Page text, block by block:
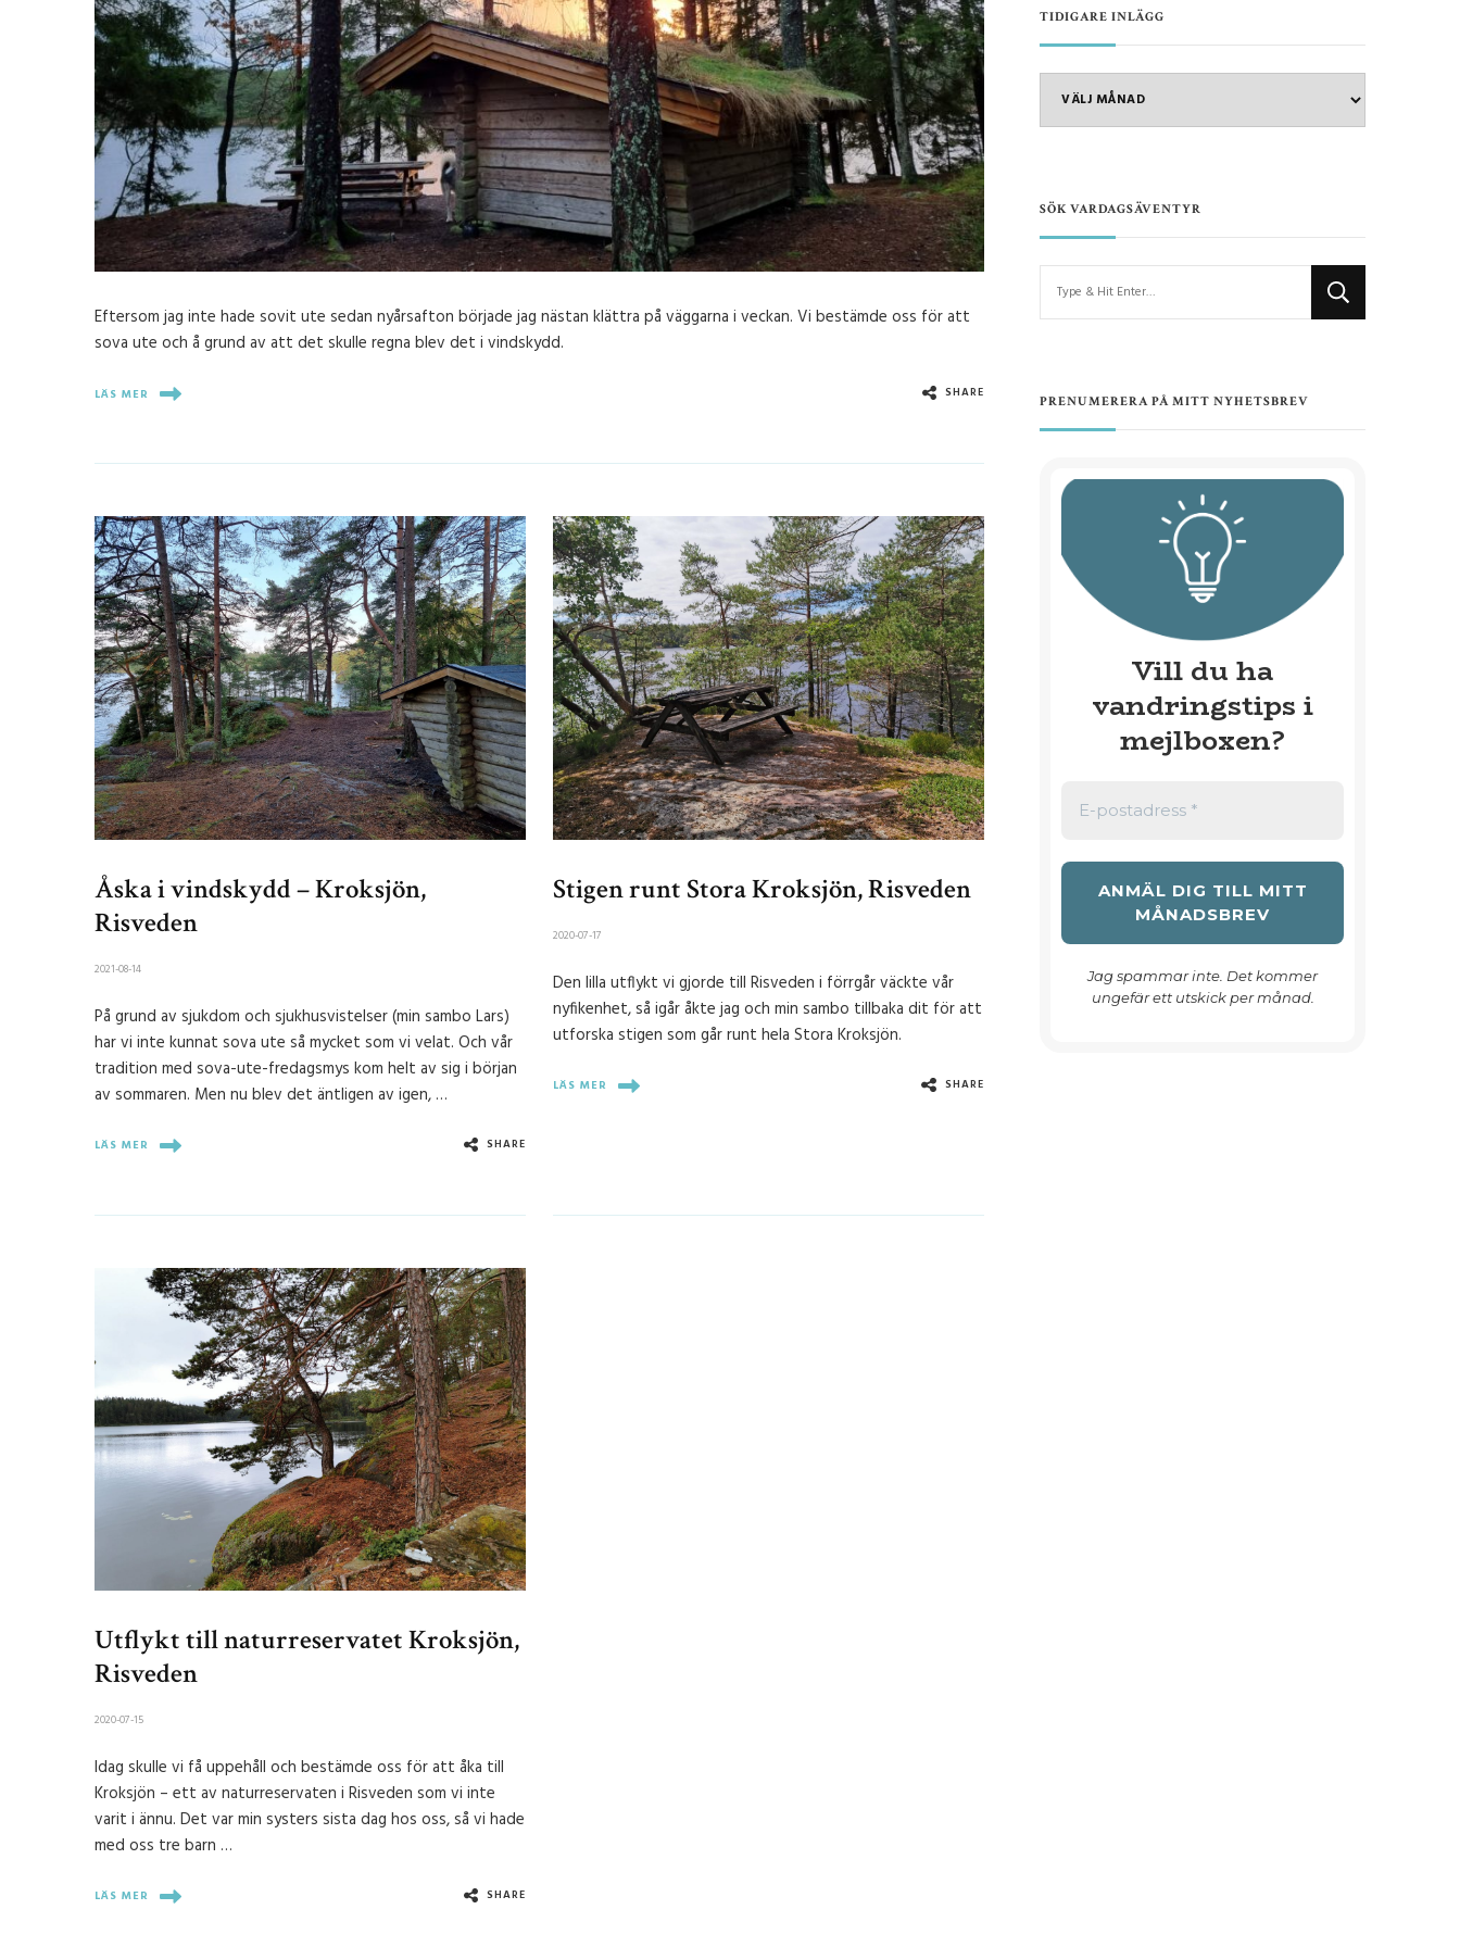
Eftersom jag inte hade sovit ute sedan nyårsafton började jag nästan klättra på väggarna i veckan. Vi bestämde oss för att
sova ute och å grund av att det skulle regna blev det i vindskydd.
LÄS MER SHARE
Åska i vindskydd – Kroksjön,
Risveden
2021-08-14
På grund av sjukdom och sjukhusvistelser (min sambo Lars)
har vi inte kunnat sova ute så mycket som vi velat. Och vår
tradition med sova-ute-fredagsmys kom helt av sig i början
av sommaren. Men nu blev det äntligen av igen, …
LÄS MER SHARE
Stigen runt Stora Kroksjön, Risveden
2020-07-17
Den lilla utflykt vi gjorde till Risveden i förrgår väckte vår
nyfikenhet, så igår åkte jag och min sambo tillbaka dit för att
utforska stigen som går runt hela Stora Kroksjön.
LÄS MER SHARE
Utflykt till naturreservatet Kroksjön,
Risveden
2020-07-15
Idag skulle vi få uppehåll och bestämde oss för att åka till
Kroksjön – ett av naturreservaten i Risveden som vi inte
varit i ännu. Det var min systers sista dag hos oss, så vi hade
med oss tre barn …
LÄS MER SHARE
TIDIGARE INLÄGG
SÖK VARDAGSÄVENTYR
PRENUMERERA PÅ MITT NYHETSBREV
Vill du ha
vandringstips i
mejlboxen?
Jag spammar inte. Det kommer
ungefär ett utskick per månad.